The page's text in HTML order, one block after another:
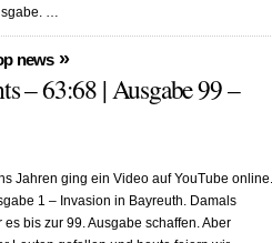
…
news»
– 63:68 | Ausgabe 99 –
Jahren ging ein Video auf YouTube online.
1 – Invasion in Bayreuth. Damals
bis zur 99. Ausgabe schaffen. Aber